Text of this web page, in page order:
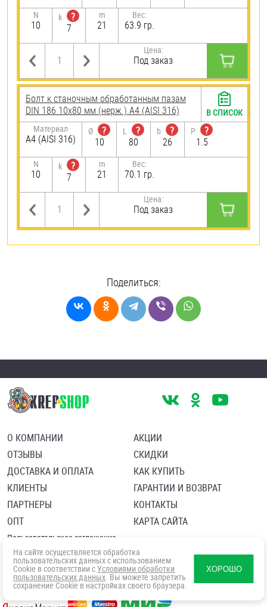
N
10
k
?
7
m
21
Вес:
63.9 гр.
Цена:
Под заказ
Болт к станочным обработанным пазам
DIN 186 10х80 мм (нерж.) A4 (AISI 316)
Материал
A4 (AISI 316)
Ø
?
10
L
?
80
b
?
26
P
?
1.5
N
10
k
?
7
m
21
Вес:
70.1 гр.
Цена:
Под заказ
В СПИСОК
Поделиться:
О КОМПАНИИ
ОТЗЫВЫ
ДОСТАВКА И ОПЛАТА
КЛИЕНТЫ
ПАРТНЕРЫ
ОПТ
АКЦИИ
СКИДКИ
КАК КУПИТЬ
ГАРАНТИИ И ВОЗВРАТ
КОНТАКТЫ
КАРТА САЙТА
Пользовательское соглашение
Политика в отношении обработки персональных данных
Согласие посетителя сайта на обработку персональных данны
На сайте осуществляется обработка
пользовательских данных с использованием
Cookie в соответствии с Условиями обработки
пользовательских данных. Вы можете запретить
сохранение Cookie в настройках своего браузера.
ХОРОШО